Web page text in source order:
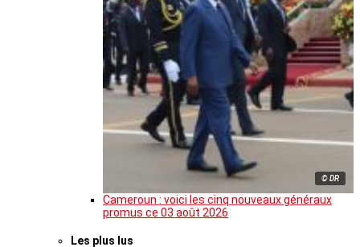
© DR
Cameroun : voici les cinq nouveaux généraux
promus ce 03 août 2026
Les plus lus